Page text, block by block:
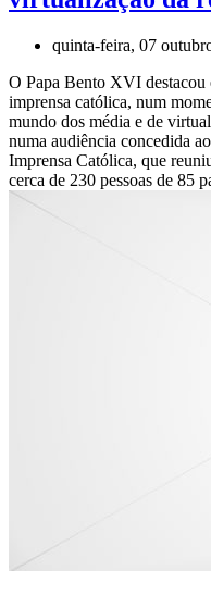
quinta-feira, 07
O Papa Bento XVI destacou
imprensa católica, num
mundo dos média e de
numa audiência concedida
Imprensa Católica, que
cerca de 230 pessoas de 85